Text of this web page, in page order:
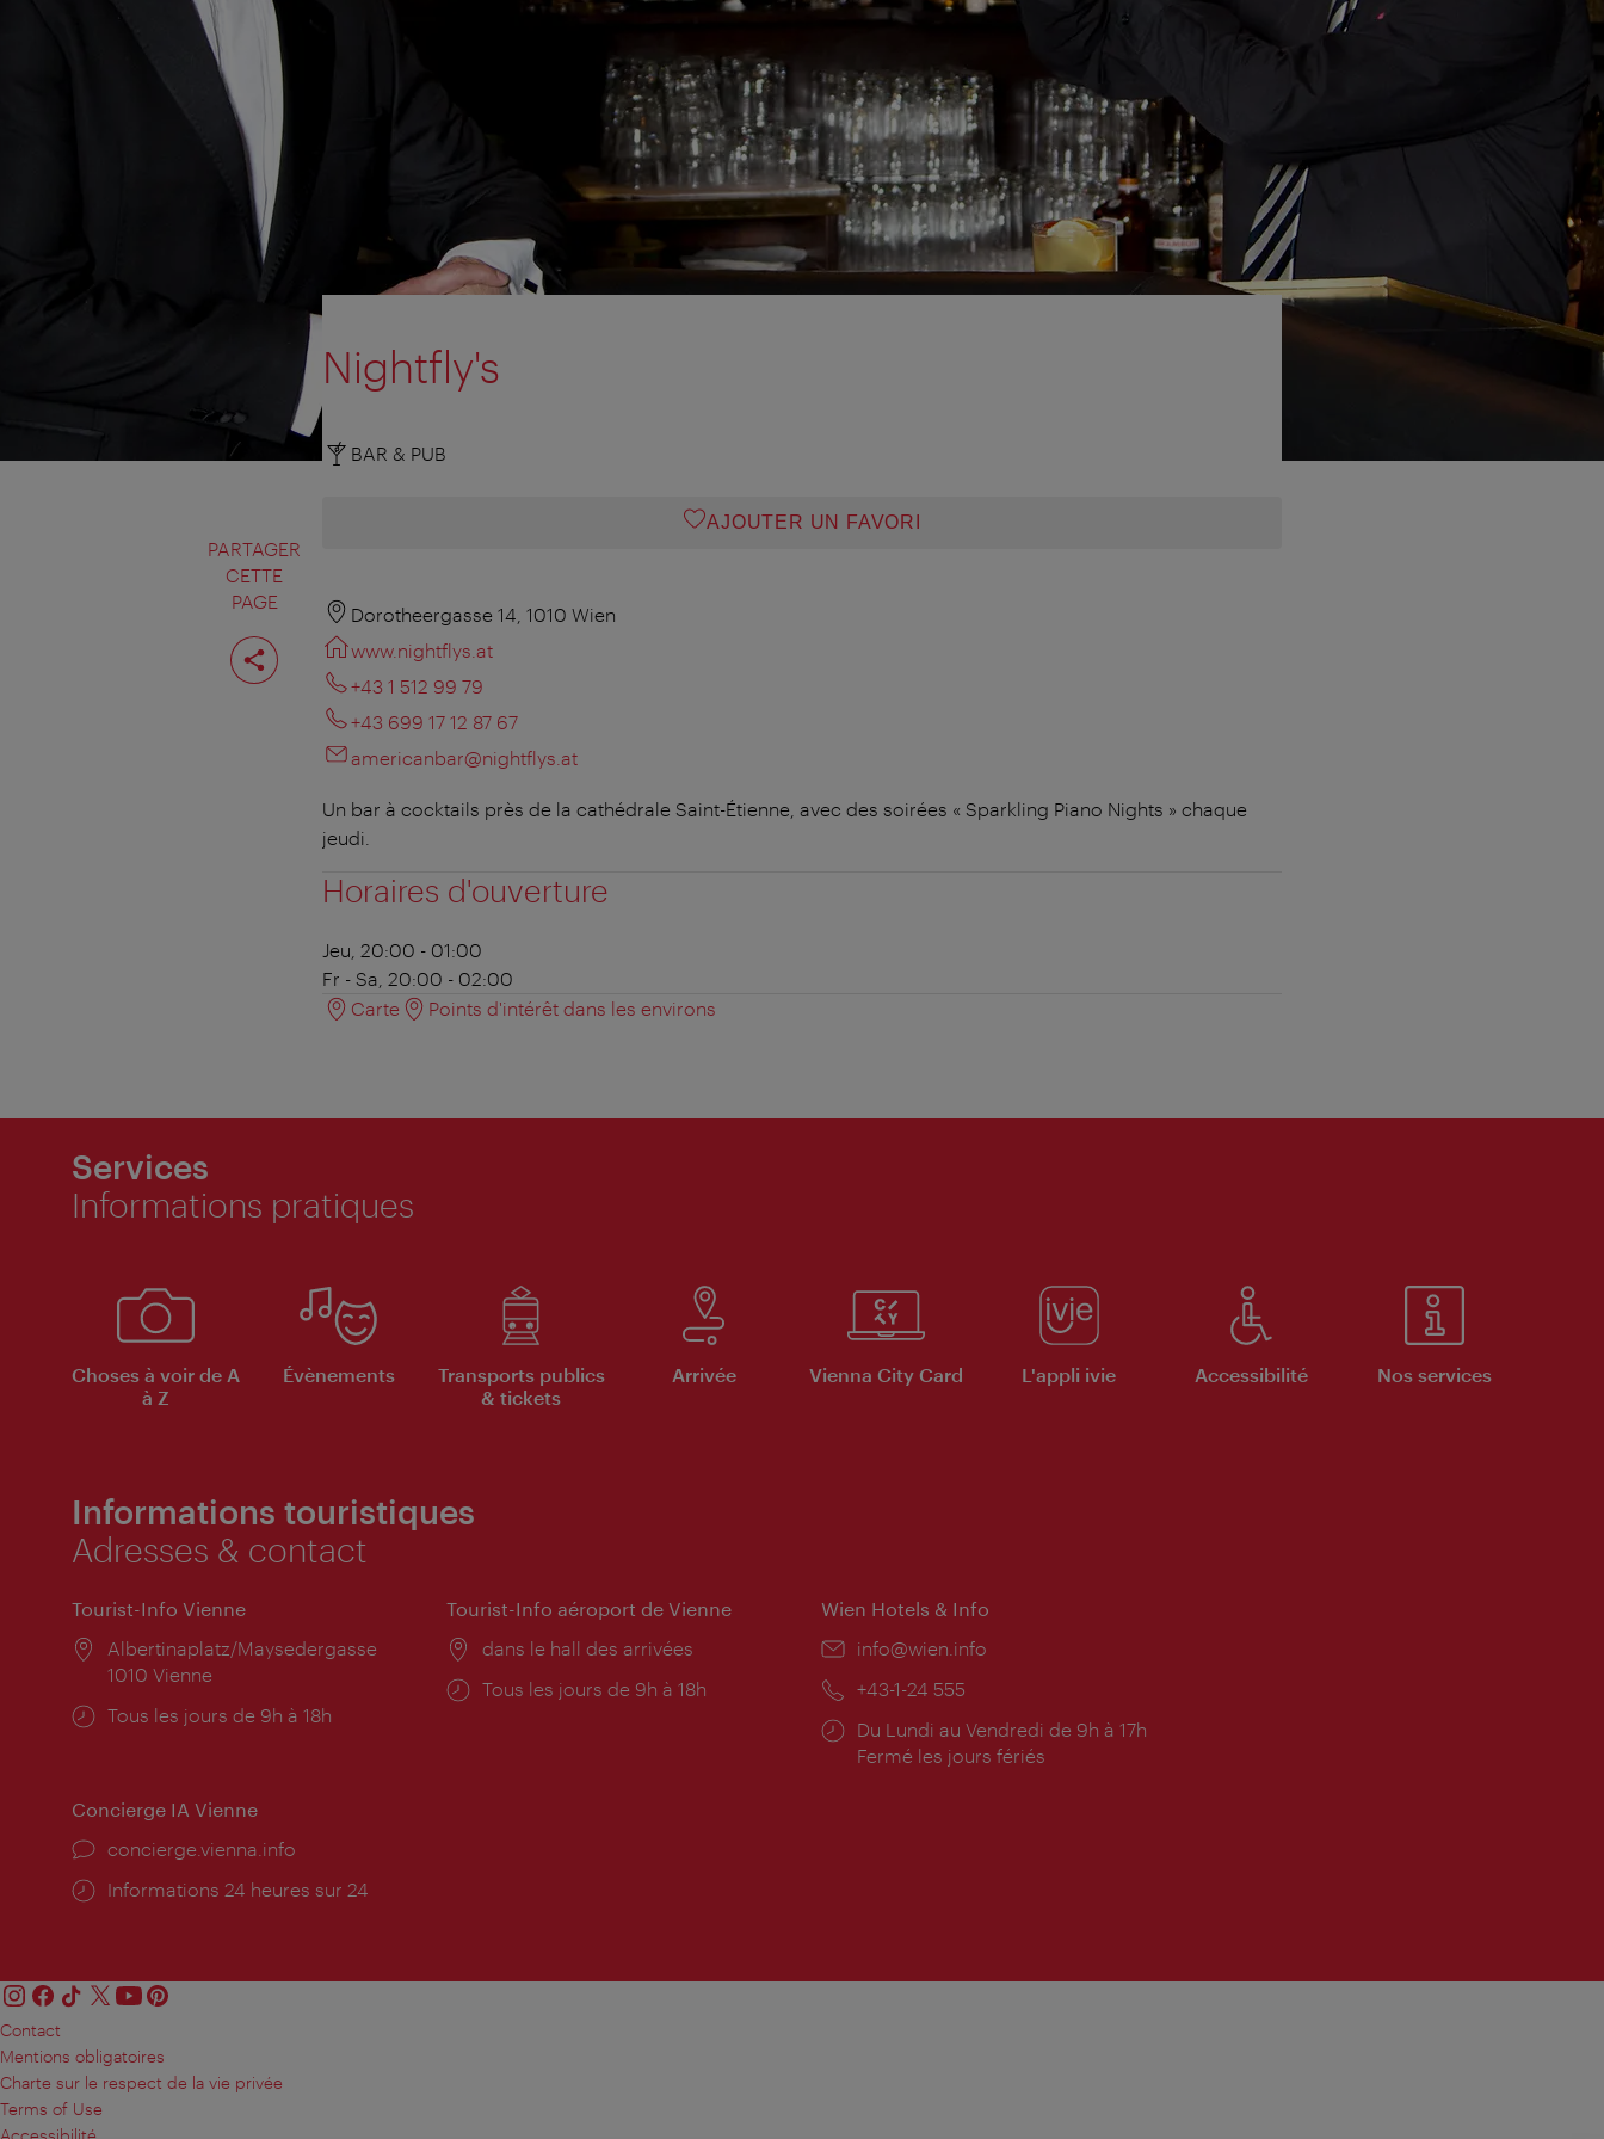
PARTAGER
CETTE
PAGE
Partager
cette
page
Nightfly's
BAR & PUB
AJOUTER UN FAVORI
Dorotheergasse 14, 1010 Wien
www.nightflys.at
+43 1 512 99 79
+43 699 17 12 87 67
americanbar@nightflys.at
Un bar à cocktails près de la cathédrale Saint-Étienne, avec des soirées « Sparkling Piano Nights » chaque
jeudi.
Horaires d'ouverture
Jeu, 20:00 - 01:00
Fr - Sa, 20:00 - 02:00
Carte
Points d'intérêt dans les environs
Services
Informations pratiques
Choses à voir de A
à Z
Évènements
Transports publics
& tickets
Arrivée Vienna City Card L'appli ivie Accessibilité Nos services
Informations touristiques
Adresses & contact
Tourist-Info Vienne
Lieu:
Albertinaplatz/Maysedergasse
1010 Vienne
Horaires
Tous les jours de 9h à 18h
Tourist-Info aéroport de Vienne
Lieu:
dans le hall des arrivées
Horaires
Tous les jours de 9h à 18h
Wien Hotels & Info
E-
info@wien.info
Téléphone:
+43-1-24 555
Horaires
d'ouverture:
Du Lundi au Vendredi de 9h à 17h
Fermé les jours fériés
Concierge IA Vienne
Ort:
concierge.vienna.info
Öffnungszeiten:
Informations 24 heures sur 24
Contact
Mentions obligatoires
Charte sur le respect de la vie privée
Terms of Use